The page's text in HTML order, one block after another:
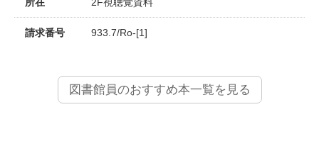
請求番号 933.7/Ro-[1]
図書館員のおすすめ本一覧を見る